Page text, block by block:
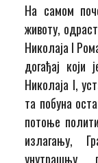
На самом
животу,
Николаја I
догађај
Николаја I,
та побуна
потоње
излагању,
унутрашњу